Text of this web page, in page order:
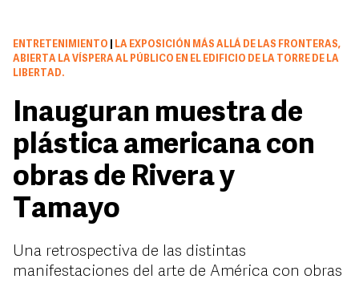
ENTRETENIMIENTO
LA EXPOSICIÓN MÁS ALLÁ DE LAS FRONTERAS,
ABIERTA LA VÍSPERA AL PÚBLICO EN EL EDIFICIO DE LA TORRE DE LA
LIBERTAD.
Inauguran muestra de
plástica americana con
obras de Rivera y
Tamayo
Una retrospectiva de las distintas
manifestaciones del arte de América con obras